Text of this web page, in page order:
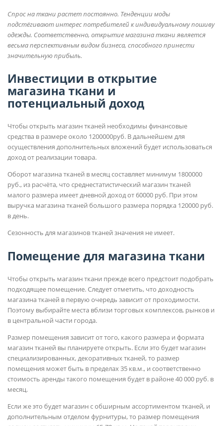
Спрос на ткани растет постоянно. Тенденции моды
подстёгивают интерес потребителей к индивидуальному пошиву
одежды. Соответственно, открытие магазина ткани является
весьма перспективным видом бизнеса, способного принести
значительную прибыль.
Инвестиции в открытие
магазина ткани и
потенциальный доход
Чтобы открыть магазин тканей необходимы финансовые
средства в размере около 1200000руб. В дальнейшем для
осуществления дополнительных вложений будет использоваться
доход от реализации товара.
Оборот магазина тканей в месяц составляет минимум 1800000
руб., из расчёта, что среднестатистический магазин тканей
малого размера имеет дневной доход от 60000 руб. При этом
выручка магазина тканей большого размера порядка 120000 руб.
в день.
Сезонность для магазинов тканей значения не имеет.
Помещение для магазина ткани
Чтобы открыть магазин ткани прежде всего предстоит подобрать
подходящее помещение. Следует отметить, что доходность
магазина тканей в первую очередь зависит от проходимости.
Поэтому выбирайте места вблизи торговых комплексов, рынков и
в центральной части города.
Размер помещения зависит от того, какого размера и формата
магазин тканей вы планируете открыть. Если это будет магазин
специализированных, декоративных тканей, то размер
помещения может быть в пределах 35 кв.м., и соответственно
стоимость аренды такого помещения будет в районе 40 000 руб. в
месяц.
Если же это будет магазин с обширным ассортиментом тканей, и
дополнительным отделом фурнитуры, то размер помещения